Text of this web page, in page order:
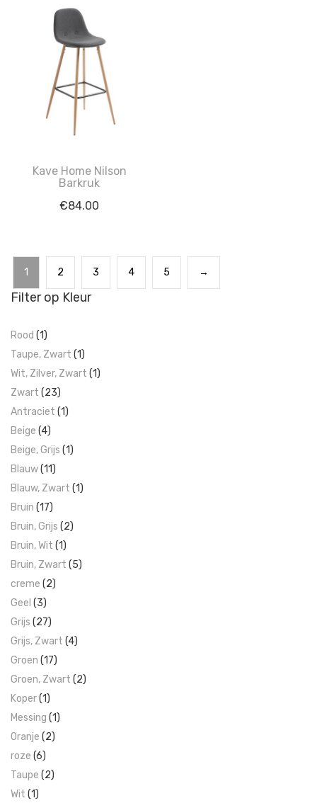
Kave Home Nilson
Barkruk
€84.00
1 2 3 4 5 →
Filter op Kleur
Rood (1)
Taupe, Zwart (1)
Wit, Zilver, Zwart (1)
Zwart (23)
Antraciet (1)
Beige (4)
Beige, Grijs (1)
Blauw(11)
Blauw, Zwart (1)
Bruin (17)
Bruin, Grijs (2)
Bruin, Wit (1)
Bruin, Zwart (5)
creme (2)
Geel (3)
Grijs (27)
Grijs, Zwart (4)
Groen (17)
Groen, Zwart (2)
Koper(1)
Messing (1)
Oranje (2)
roze (6)
Taupe (2)
Wit (1)